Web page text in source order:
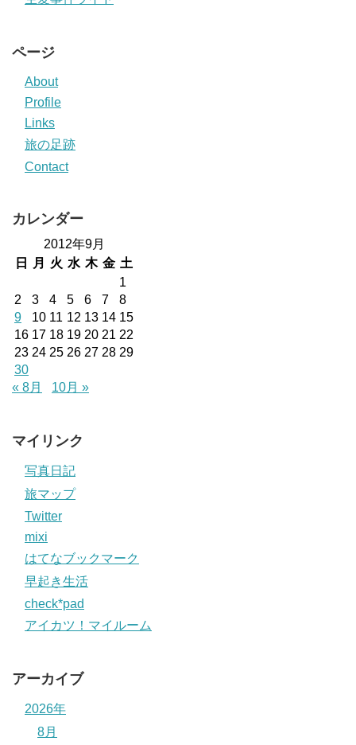
ページ
About
Profile
Links
旅の足跡
Contact
カレンダー
2012年9月
日
月 火 水 木 金 土
1
2
3 4 5 6 7
8
9
10 11 12 13 14 15
16 17 18 19 20 21 22
23 24 25 26 27 28 29
30
« 8月
10月 »
マイリンク
写真日記
旅マップ
Twitter
mixi
はてなブックマーク
早起き生活
check*pad
アイカツ！マイルーム
アーカイブ
2026年
8月